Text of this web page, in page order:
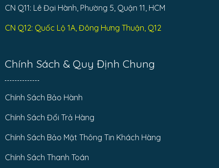
CN Q11: Lê Đại Hành, Phường 5, Quận 11, HCM
CN Q12: Quốc Lộ 1A, Đông Hưng Thuận, Q12
Chính Sách & Quy Định Chung
Chính Sách Bảo Hành
Chính Sách Đổi Trả Hàng
Chính Sách Bảo Mật Thông Tin Khách Hàng
Chính Sách Thanh Toán